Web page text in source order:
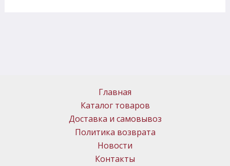
Главная
Каталог товаров
Доставка и самовывоз
Политика возврата
Новости
Контакты